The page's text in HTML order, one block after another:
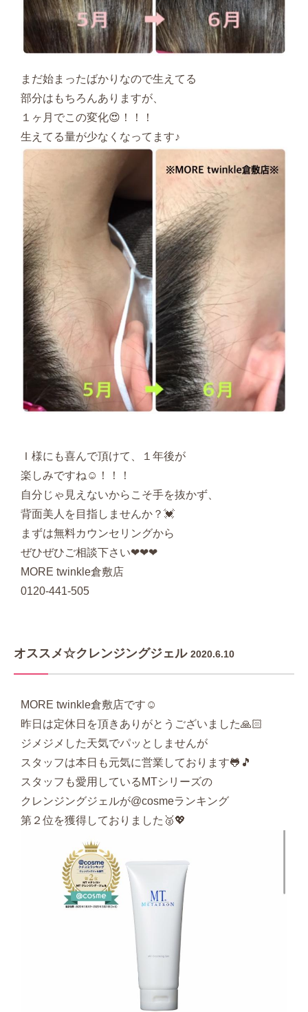
まだ始まったばかりなので生えてる
部分はもちろんありますが、
１ヶ月でこの変化😍！！！
生えてる量が少なくなってます♪
Ｉ様にも喜んで頂けて、１年後が
楽しみですね☺️！！！
自分じゃ見えないからこそ手を抜かず、
背面美人を目指しませんか？💓
まずは無料カウンセリングから
ぜひぜひご相談下さい❤︎❤︎❤︎
MORE twinkle倉敷店
0120-441-505
オススメ☆クレンジングジェル 2020.6.10
MORE twinkle倉敷店です☺︎
昨日は定休日を頂きありがとうございました🙏🏻
ジメジメした天気でパッとしませんが
スタッフは本日も元気に営業しております🐸🎵
スタッフも愛用しているMTシリーズの
クレンジングジェルが@cosmeランキング
第２位を獲得しておりました🥈💖